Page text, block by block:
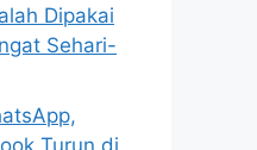
Dipakai
Sehari-
Turun di